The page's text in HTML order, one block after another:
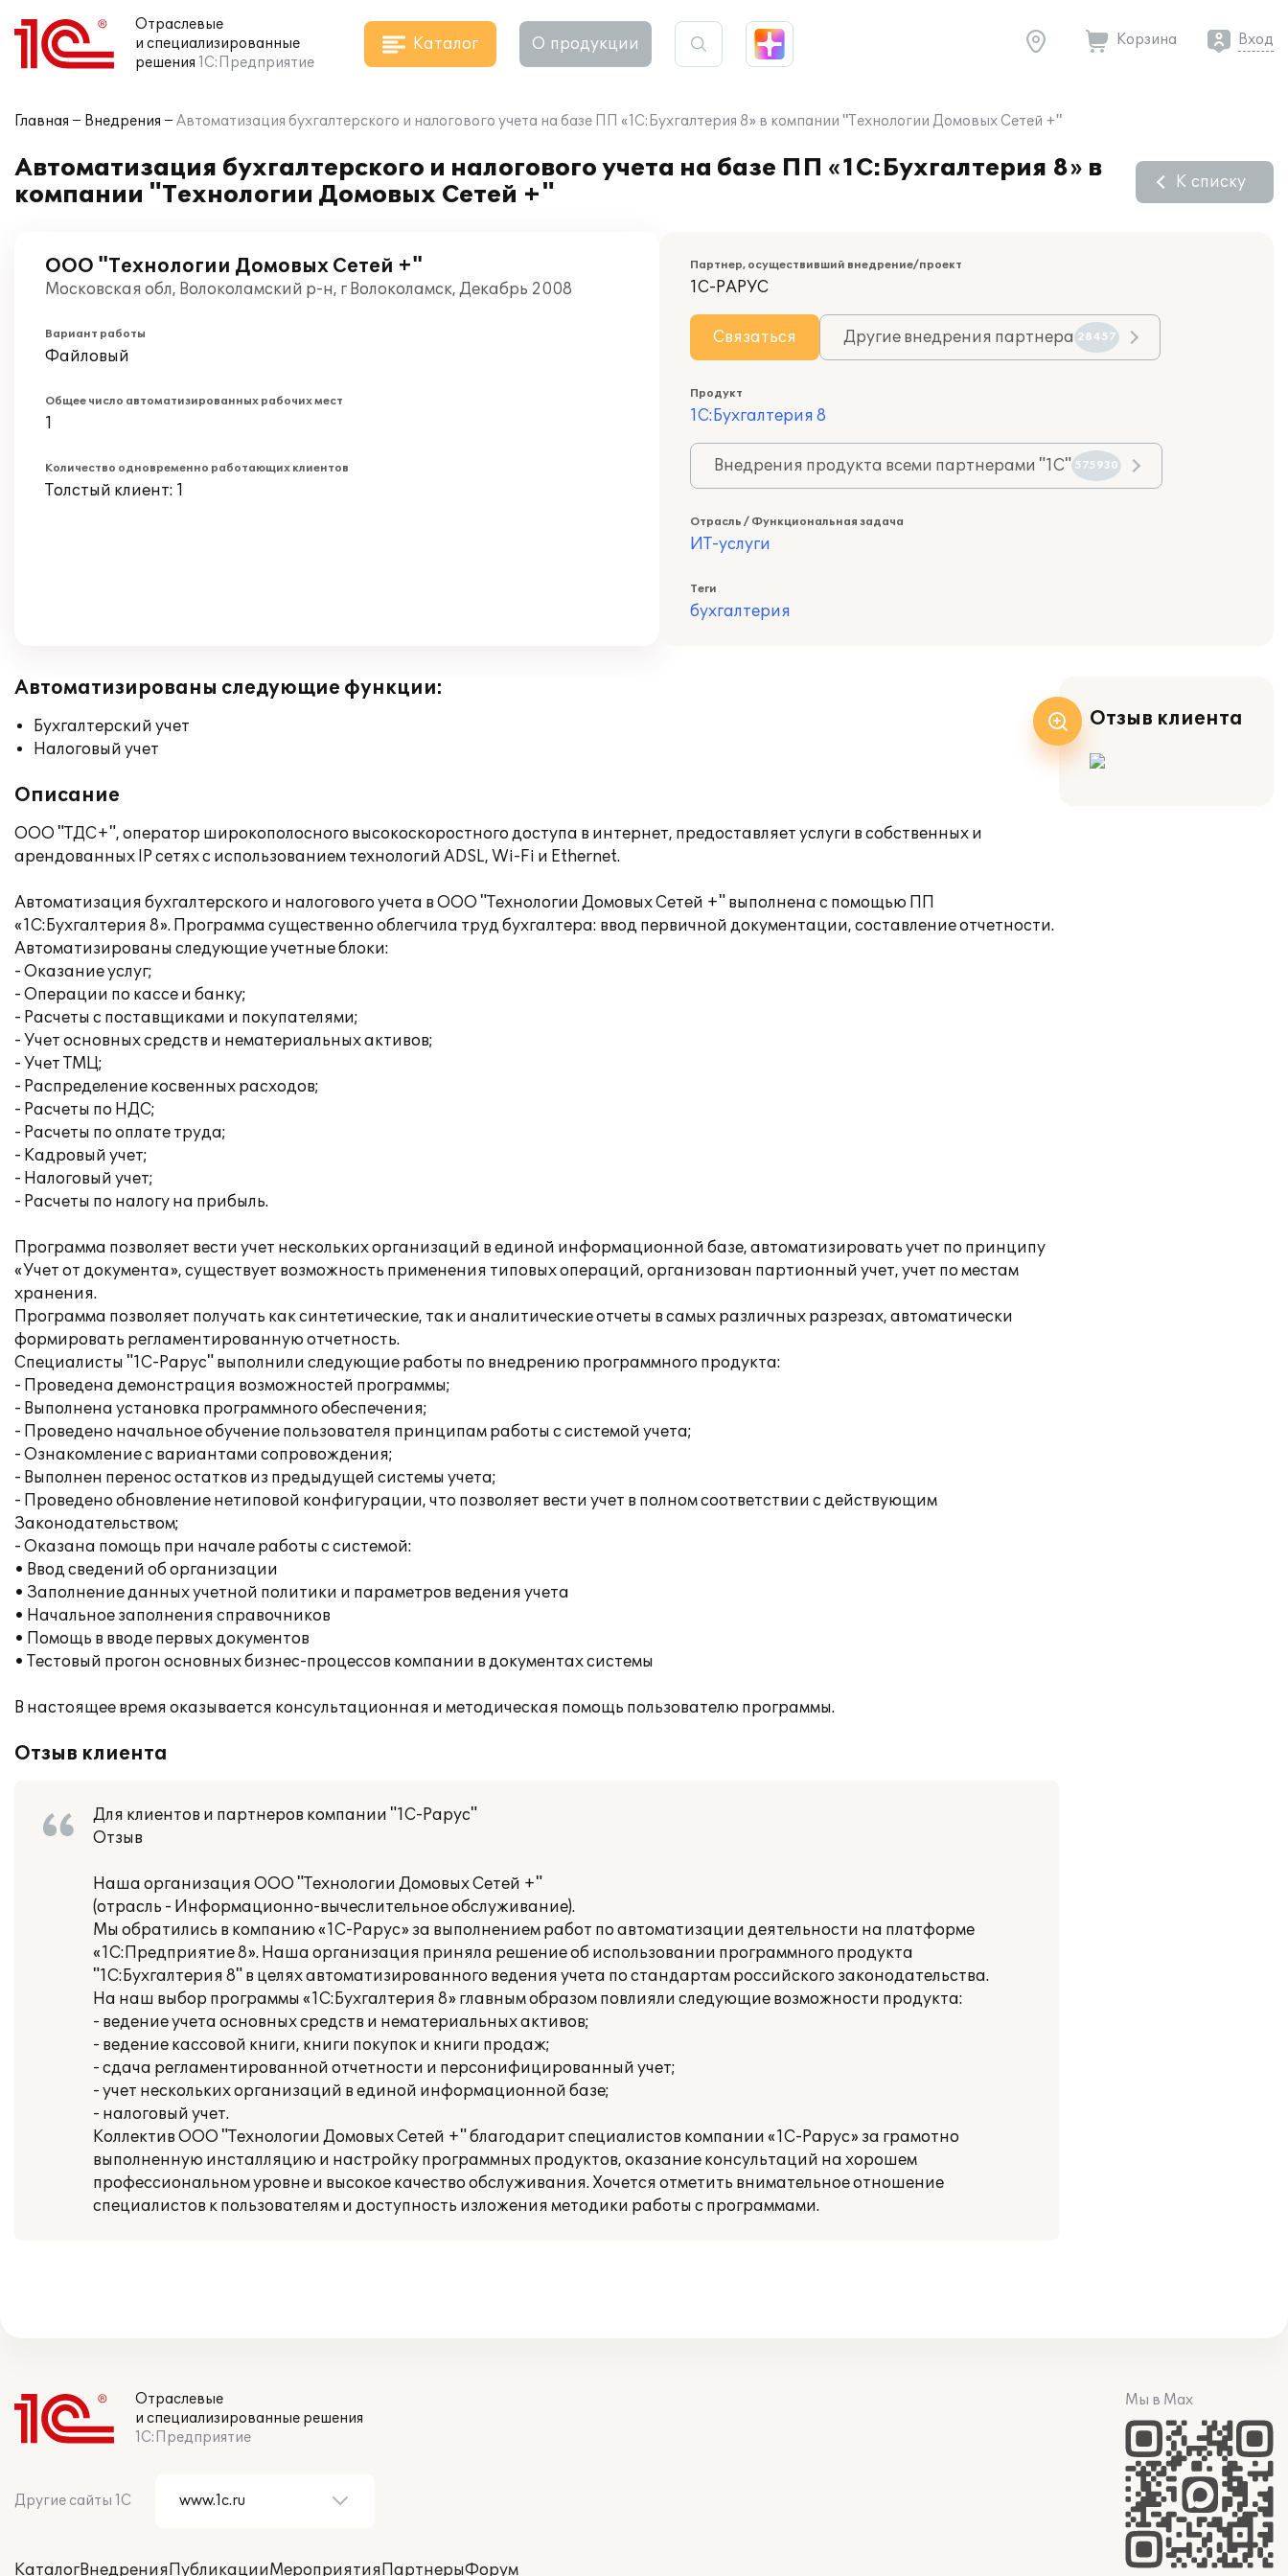
Отраслевые
и специализированные
решения 1С:Предприятие
Каталог О продукции Корзина Вход
Главная Внедрения Автоматизация бухгалтерского и налогового учета на базе ПП «1С:Бухгалтерия 8» в компании "Технологии Домовых Сетей +"
Автоматизация бухгалтерского и налогового учета на базе ПП «1С:Бухгалтерия 8» в
компании "Технологии Домовых Сетей +"
К списку
ООО "Технологии Домовых Сетей +"
Московская обл, Волоколамский р-н, г Волоколамск, Декабрь 2008
Вариант работы
Файловый
Общее число автоматизированных рабочих мест
1
Количество одновременно работающих клиентов
Толстый клиент: 1
Партнер, осуществивший внедрение/проект
1С-РАРУС
Связаться Другие внедрения партнера 28457
Продукт
1С:Бухгалтерия 8
Внедрения продукта всеми партнерами "1С" 575930
Отрасль / Функциональная задача
ИТ-услуги
Теги
бухгалтерия
Автоматизированы следующие функции:
Бухгалтерский учет
Налоговый учет
Описание
ООО "ТДС+", оператор широкополосного высокоскоростного доступа в интернет, предоставляет услуги в собственных и
арендованных IP сетях с использованием технологий ADSL, Wi-Fi и Ethernet.
Автоматизация бухгалтерского и налогового учета в ООО "Технологии Домовых Сетей +" выполнена с помощью ПП
«1С:Бухгалтерия 8». Программа существенно облегчила труд бухгалтера: ввод первичной документации, составление отчетности.
Автоматизированы следующие учетные блоки:
- Оказание услуг;
- Операции по кассе и банку;
- Расчеты с поставщиками и покупателями;
- Учет основных средств и нематериальных активов;
- Учет ТМЦ;
- Распределение косвенных расходов;
- Расчеты по НДС;
- Расчеты по оплате труда;
- Кадровый учет;
- Налоговый учет;
- Расчеты по налогу на прибыль.
Программа позволяет вести учет нескольких организаций в единой информационной базе, автоматизировать учет по принципу
«Учет от документа», существует возможность применения типовых операций, организован партионный учет, учет по местам
хранения.
Программа позволяет получать как синтетические, так и аналитические отчеты в самых различных разрезах, автоматически
формировать регламентированную отчетность.
Специалисты "1С-Рарус" выполнили следующие работы по внедрению программного продукта:
- Проведена демонстрация возможностей программы;
- Выполнена установка программного обеспечения;
- Проведено начальное обучение пользователя принципам работы с системой учета;
- Ознакомление с вариантами сопровождения;
- Выполнен перенос остатков из предыдущей системы учета;
- Проведено обновление нетиповой конфигурации, что позволяет вести учет в полном соответствии с действующим
Законодательством;
- Оказана помощь при начале работы с системой:
• Ввод сведений об организации
• Заполнение данных учетной политики и параметров ведения учета
• Начальное заполнения справочников
• Помощь в вводе первых документов
• Тестовый прогон основных бизнес-процессов компании в документах системы
В настоящее время оказывается консультационная и методическая помощь пользователю программы.
Отзыв клиента
Для клиентов и партнеров компании "1С-Рарус"
Отзыв
Наша организация ООО "Технологии Домовых Сетей +"
(отрасль - Информационно-вычеслительное обслуживание).
Мы обратились в компанию «1С-Рарус» за выполнением работ по автоматизации деятельности на платформе
«1С:Предприятие 8». Наша организация приняла решение об использовании программного продукта
"1C:Бухгалтерия 8" в целях автоматизированного ведения учета по стандартам российского законодательства.
На наш выбор программы «1С:Бухгалтерия 8» главным образом повлияли следующие возможности продукта:
- ведение учета основных средств и нематериальных активов;
- ведение кассовой книги, книги покупок и книги продаж;
- сдача регламентированной отчетности и персонифицированный учет;
- учет нескольких организаций в единой информационной базе;
- налоговый учет.
Коллектив ООО "Технологии Домовых Сетей +" благодарит специалистов компании «1С-Рарус» за грамотно
выполненную инсталляцию и настройку программных продуктов, оказание консультаций на хорошем
профессиональном уровне и высокое качество обслуживания. Хочется отметить внимательное отношение
специалистов к пользователям и доступность изложения методики работы с программами.
Отзыв клиента
Отраслевые
и специализированные решения
1С:Предприятие
Другие сайты 1С
КаталогВнедренияПубликацииМероприятияПартнерыФорум
Мы в Max